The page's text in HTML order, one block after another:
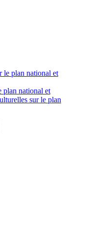
plan national et
sur le plan
LA HAAC N°0134/